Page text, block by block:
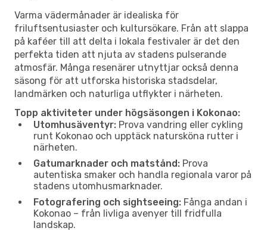
Varma vädermånader är idealiska för
friluftsentusiaster och kultursökare. Från att slappa
på kaféer till att delta i lokala festivaler är det den
perfekta tiden att njuta av stadens pulserande
atmosfär. Många resenärer utnyttjar också denna
säsong för att utforska historiska stadsdelar,
landmärken och naturliga utflykter i närheten.
Topp aktiviteter under högsäsongen i Kokonao:
Utomhusäventyr: Prova vandring eller cykling
runt Kokonao och upptäck natursköna rutter i
närheten.
Gatumarknader och matstånd: Prova
autentiska smaker och handla regionala varor på
stadens utomhusmarknader.
Fotografering och sightseeing: Fånga andan i
Kokonao – från livliga avenyer till fridfulla
landskap.